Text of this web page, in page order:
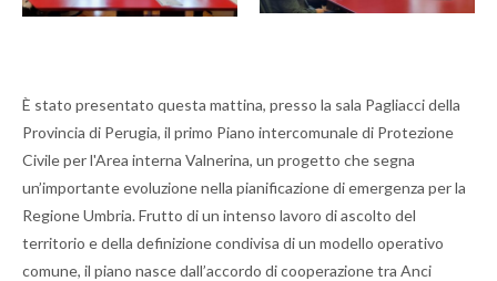
È stato presentato questa mattina, presso la sala Pagliacci della
Provincia di Perugia, il primo Piano intercomunale di Protezione
Civile per l'Area interna Valnerina, un progetto che segna
un’importante evoluzione nella pianificazione di emergenza per la
Regione Umbria. Frutto di un intenso lavoro di ascolto del
territorio e della definizione condivisa di un modello operativo
comune, il piano nasce dall’accordo di cooperazione tra Anci